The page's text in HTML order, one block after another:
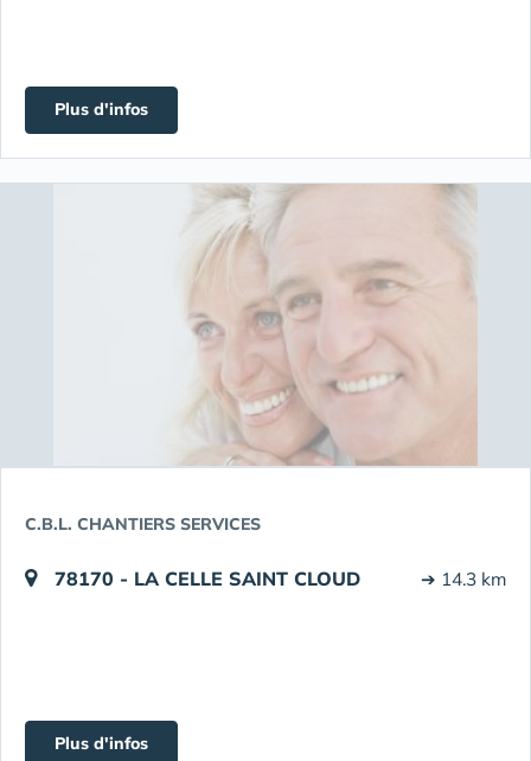
Plus d'infos
C.B.L. CHANTIERS SERVICES
78170 - LA CELLE SAINT CLOUD ➔ 14.3 km
Plus d'infos